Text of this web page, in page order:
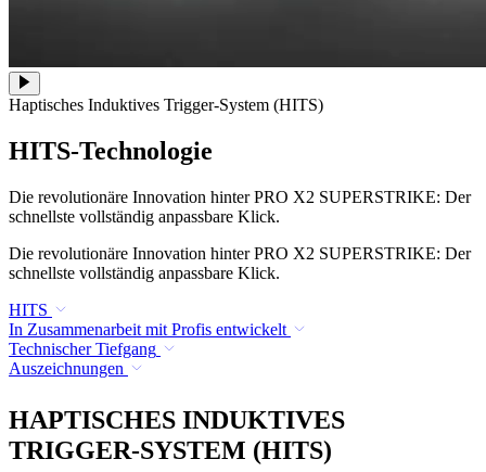
Haptisches Induktives Trigger-System (HITS)
HITS-Technologie
Die revolutionäre Innovation hinter PRO X2 SUPERSTRIKE: Der
schnellste vollständig anpassbare Klick.
Die revolutionäre Innovation hinter PRO X2 SUPERSTRIKE: Der
schnellste vollständig anpassbare Klick.
HITS
In Zusammenarbeit mit Profis entwickelt
Technischer Tiefgang
Auszeichnungen
HAPTISCHES INDUKTIVES
TRIGGER-SYSTEM (HITS)